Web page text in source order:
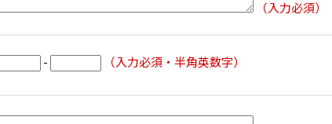
（入力必須）
- （入力必須・半角英数字）